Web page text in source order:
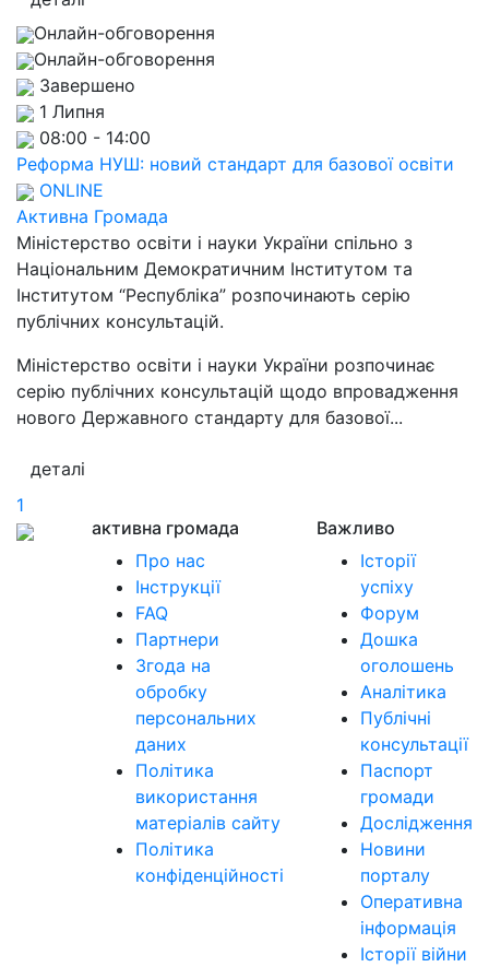
Онлайн-обговорення
Онлайн-обговорення
Завершено
1 Липня
08:00 - 14:00
Реформа НУШ: новий стандарт для базової освіти
ONLINE
Активна Громада
Міністерство освіти і науки України спільно з
Національним Демократичним Інститутом та
Інститутом “Республіка” розпочинають серію
публічних консультацій.
Міністерство освіти і науки України розпочинає
серію публічних консультацій щодо впровадження
нового Державного стандарту для базової...
деталі
1
активна громада
Про нас
Інструкції
FAQ
Партнери
Згода на
обробку
персональних
даних
Політика
використання
матеріалів сайту
Політика
конфіденційності
Важливо
Історії
успіху
Форум
Дошка
оголошень
Аналітика
Публічні
консультації
Паспорт
громади
Дослідження
Новини
порталу
Оперативна
інформація
Історії війни